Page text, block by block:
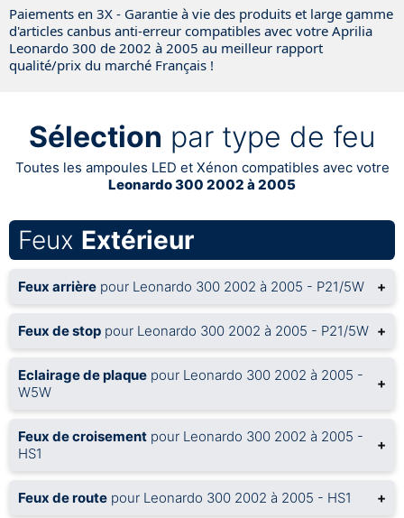
Paiements en 3X - Garantie à vie des produits et large gamme
d'articles canbus anti-erreur compatibles avec votre Aprilia
Leonardo 300 de 2002 à 2005 au meilleur rapport
qualité/prix du marché Français !
Sélection par type de feu
Toutes les ampoules LED et Xénon compatibles avec votre
Leonardo 300 2002 à 2005
Feux Extérieur
Feux arrière pour Leonardo 300 2002 à 2005 - P21/5W +
Feux de stop pour Leonardo 300 2002 à 2005 - P21/5W +
Eclairage de plaque pour Leonardo 300 2002 à 2005 -
W5W
+
Feux de croisement pour Leonardo 300 2002 à 2005 -
HS1
+
Feux de route pour Leonardo 300 2002 à 2005 - HS1 +